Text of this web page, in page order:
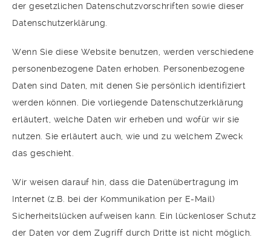
der gesetzlichen Datenschutzvorschriften sowie dieser
Datenschutzerklärung.
Wenn Sie diese Website benutzen, werden verschiedene
personenbezogene Daten erhoben. Personenbezogene
Daten sind Daten, mit denen Sie persönlich identifiziert
werden können. Die vorliegende Datenschutzerklärung
erläutert, welche Daten wir erheben und wofür wir sie
nutzen. Sie erläutert auch, wie und zu welchem Zweck
das geschieht.
Wir weisen darauf hin, dass die Datenübertragung im
Internet (z.B. bei der Kommunikation per E-Mail)
Sicherheitslücken aufweisen kann. Ein lückenloser Schutz
der Daten vor dem Zugriff durch Dritte ist nicht möglich.